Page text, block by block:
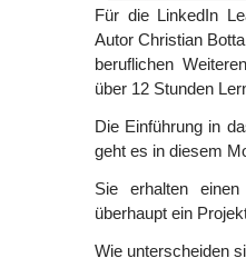
Für die LinkedIn
Autor Christian
beruflichen
über 12 Stunden
Die Einführung in
geht es in diesem
Sie erhalten
überhaupt ein
Wie unterscheiden